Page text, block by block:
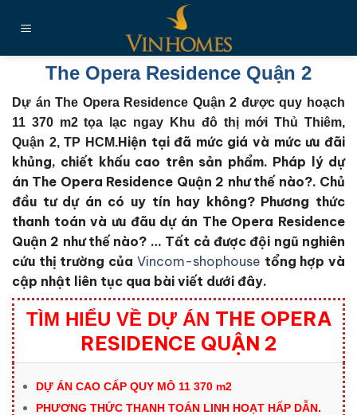
đến
The Opera Residence Quận 2
Dự án The Opera Residence Quận 2 được quy hoạch
11 370 m2 tọa lạc ngay Khu đô thị mới Thủ Thiêm,
Quận 2, TP HCM.Hiện tại đã mức giá và mức ưu đãi
khủng, chiết khấu cao trên sản phẩm. Pháp lý dự
án The Opera Residence Quận 2 như thế nào?. Chủ
đầu tư dự án có uy tín hay không? Phương thức
thanh toán và ưu đãu dự án The Opera Residence
Quận 2 như thế nào? … Tất cả được đội ngũ nghiên
cứu thị trường của Vincom-shophouse tổng hợp và
cập nhật liên tục qua bài viết dưới đây.
TÌM HIỂU VỀ DỰ ÁN THE OPERA
RESIDENCE QUẬN 2
DỰ ÁN CAO CẤP QUY MÔ 11 370 m2
PHƯƠNG THỨC THANH TOÁN LINH HOẠT HẤP DẪN.